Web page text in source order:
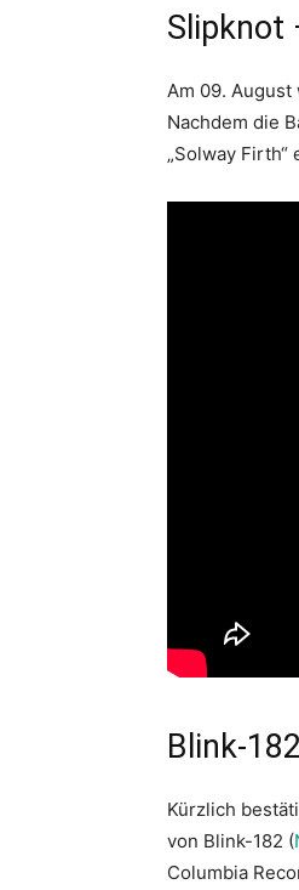
Slipknot
Am 09. August
Nachdem die
„Solway
Blink-
Kürzlich
von Blink-182 (
Columbia